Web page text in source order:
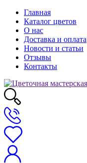
Главная
Каталог цветов
О нас
Доставка и оплата
Новости и статьи
Отзывы
Контакты